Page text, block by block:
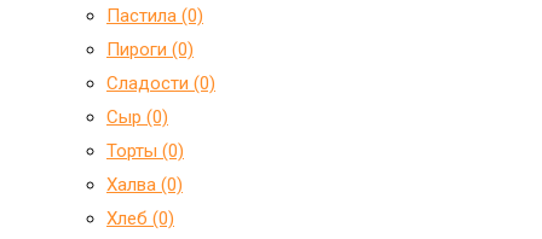
Пастила (0)
Пироги (0)
Сладости (0)
Сыр (0)
Торты (0)
Халва (0)
Хлеб (0)